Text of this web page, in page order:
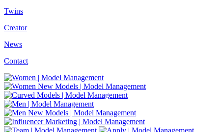
Twins
Creator
News
Contact